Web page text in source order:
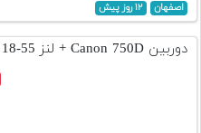
اصفهان ۱۲ روز پیش
دوربین Canon 750D + لنز 55-18